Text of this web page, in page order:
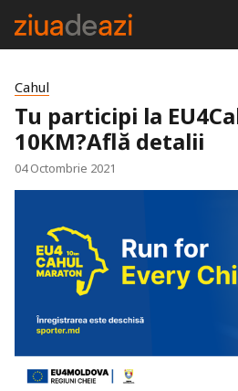
Cahul
Tu participi la
10KM?Află detalii
04 Octombrie 2021